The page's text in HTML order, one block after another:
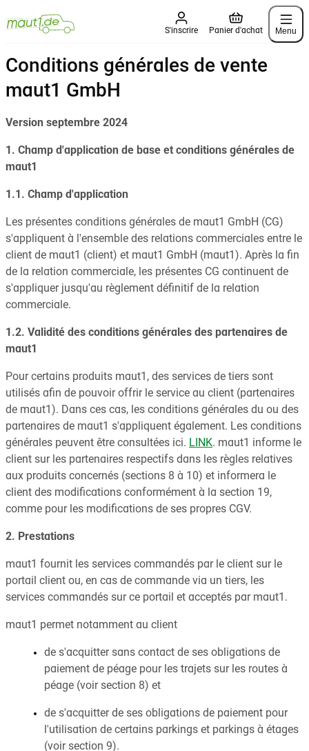
S'inscrire Panier d'achat Menu
Conditions générales de vente
maut1 GmbH
Version septembre 2024
1. Champ d'application de base et conditions générales de
maut1
1.1. Champ d'application
Les présentes conditions générales de maut1 GmbH (CG)
s'appliquent à l'ensemble des relations commerciales entre le
client de maut1 (client) et maut1 GmbH (maut1). Après la fin
de la relation commerciale, les présentes CG continuent de
s'appliquer jusqu'au règlement définitif de la relation
commerciale.
1.2. Validité des conditions générales des partenaires de
maut1
Pour certains produits maut1, des services de tiers sont
utilisés afin de pouvoir offrir le service au client (partenaires
de maut1). Dans ces cas, les conditions générales du ou des
partenaires de maut1 s'appliquent également. Les conditions
générales peuvent être consultées ici. LINK. maut1 informe le
client sur les partenaires respectifs dans les règles relatives
aux produits concernés (sections 8 à 10) et informera le
client des modifications conformément à la section 19,
comme pour les modifications de ses propres CGV.
2. Prestations
maut1 fournit les services commandés par le client sur le
portail client ou, en cas de commande via un tiers, les
services commandés sur ce portail et acceptés par maut1.
maut1 permet notamment au client
de s'acquitter sans contact de ses obligations de
paiement de péage pour les trajets sur les routes à
péage (voir section 8) et
de s'acquitter de ses obligations de paiement pour
l'utilisation de certains parkings et parkings à étages
(voir section 9).